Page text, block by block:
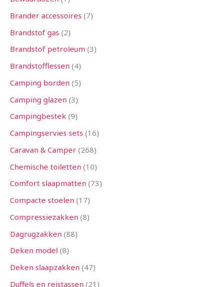
Brander accessoires 7
Brandstof gas 2
Brandstof petroleum 3
Brandstofflessen 4
Camping borden 5
Camping glazen 3
Campingbestek 9
Campingservies sets 16
Caravan & Camper 268
Chemische toiletten 10
Comfort slaapmatten 73
Compacte stoelen 17
Compressiezakken 8
Dagrugzakken 88
Deken model 8
Deken slaapzakken 47
Duffels en reistassen 21